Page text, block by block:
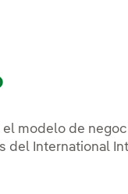
modelo de
del International